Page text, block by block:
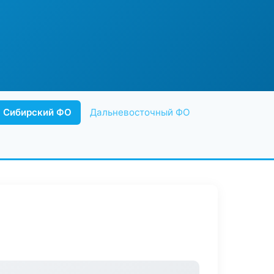
Сибирский ФО Дальневосточный ФО